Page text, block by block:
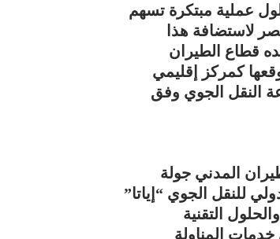
عملية مبتكرة تسهم
لاستضافة هذا
على ما يشهده قطاع الطيران
كمركز إقليمي
النقل الجوي وفق
المدني جولة
للنقل الجوي “إياتا”
التقنية
المناولة